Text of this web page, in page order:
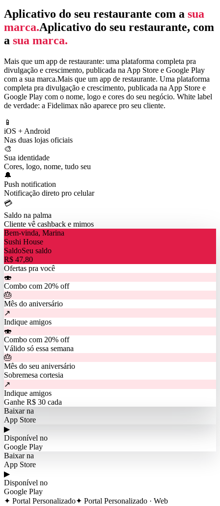
Aplicativo do seu restaurante com a sua
marca.Aplicativo do seu restaurante, com
a sua marca.
Mais que um app de restaurante: uma plataforma completa pra
divulgação e crescimento, publicada na App Store e Google Play
com a sua marca.Mais que um app de restaurante. Uma plataforma
completa pra divulgação e crescimento, publicada na App Store e
Google Play com o nome, logo e cores do seu negócio. White label
de verdade: a Fidelimax não aparece pro seu cliente.
📱
iOS + Android
Nas duas lojas oficiais
🎨
Sua identidade
Cores, logo, nome, tudo seu
🔔
Push notification
Notificação direto pro celular
💳
Saldo na palma
Cliente vê cashback e mimos
Bem-vinda, Marina
Sushi House
SaldoSeu saldo
R$ 47,80
Ofertas pra você
🍣
Combo com 20% off
🎂
Mês do aniversário
↗
Indique amigos
🍣
Combo com 20% off
Válido só essa semana
🎂
Mês do seu aniversário
Sobremesa cortesia
↗
Indique amigos
Ganhe R$ 30 cada
Baixar na
App Store
▶
Disponível no
Google Play
Baixar na
App Store
▶
Disponível no
Google Play
✦ Portal Personalizado✦ Portal Personalizado · Web